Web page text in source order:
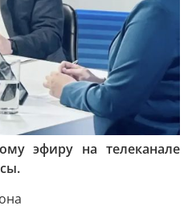
эфиру на телеканале